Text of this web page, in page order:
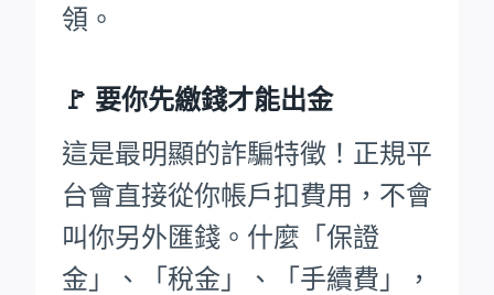
領。
🚩 要你先繳錢才能出金
這是最明顯的詐騙特徵！正規平
台會直接從你帳戶扣費用，不會
叫你另外匯錢。什麼「保證
金」、「稅金」、「手續費」，